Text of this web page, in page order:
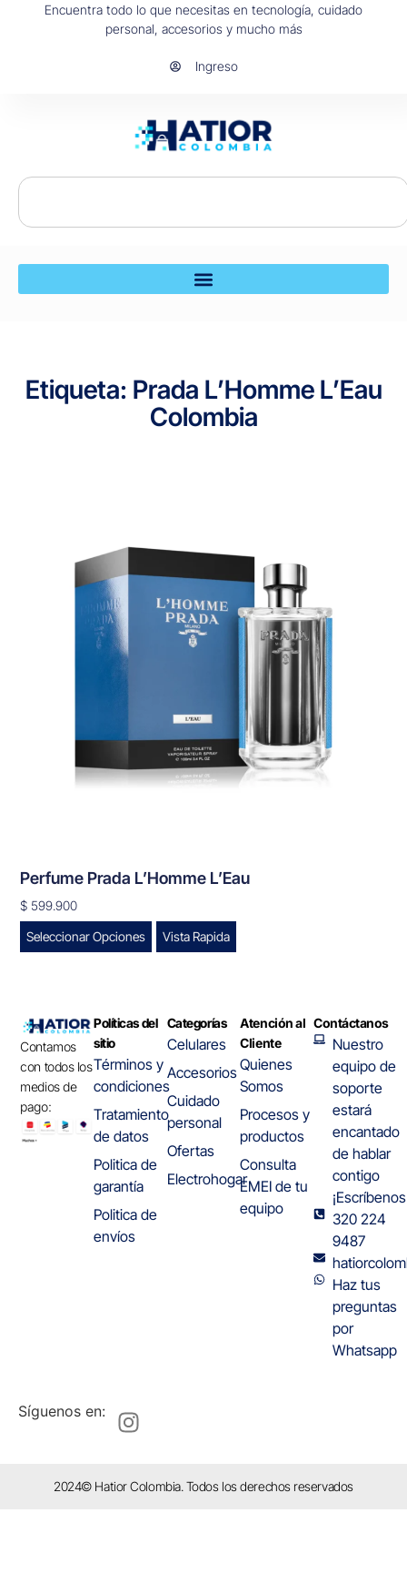
Encuentra todo lo que necesitas en tecnología, cuidado
personal, accesorios y mucho más
Ingreso
Etiqueta: Prada L’Homme L’Eau
Colombia
Perfume Prada L’Homme L’Eau
$ 599.900
Seleccionar Opciones
Vista Rapida
Contamos
con todos los
medios de
pago:
Políticas del
sitio
Términos y
condiciones
Tratamiento
de datos
Politica de
garantía
Politica de
envíos
Categorías
Celulares
Accesorios
Cuidado
personal
Ofertas
Electrohogar
Atención al
Cliente
Quienes
Somos
Procesos y
productos
Consulta
EMEI de tu
equipo
Contáctanos
Nuestro
equipo de
soporte
estará
encantado
de hablar
contigo
320 224
9487
Haz tus
preguntas
por
Whatsapp
Síguenos en:
2024© Hatior Colombia. Todos los derechos reservados